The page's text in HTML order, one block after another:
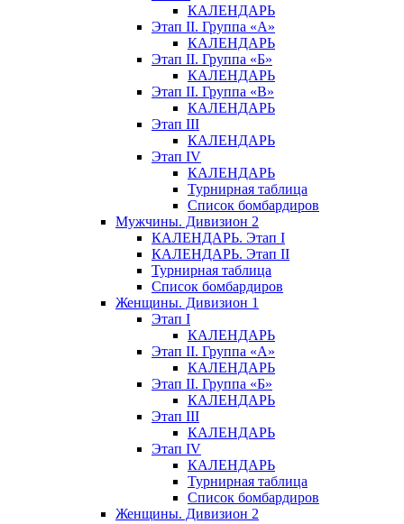
КАЛЕНДАРЬ
Этап II. Группа «А»
КАЛЕНДАРЬ
Этап II. Группа «Б»
КАЛЕНДАРЬ
Этап II. Группа «В»
КАЛЕНДАРЬ
Этап III
КАЛЕНДАРЬ
Этап IV
КАЛЕНДАРЬ
Турнирная таблица
Список бомбардиров
Мужчины. Дивизион 2
КАЛЕНДАРЬ. Этап I
КАЛЕНДАРЬ. Этап II
Турнирная таблица
Список бомбардиров
Женщины. Дивизион 1
Этап I
КАЛЕНДАРЬ
Этап II. Группа «А»
КАЛЕНДАРЬ
Этап II. Группа «Б»
КАЛЕНДАРЬ
Этап III
КАЛЕНДАРЬ
Этап IV
КАЛЕНДАРЬ
Турнирная таблица
Список бомбардиров
Женщины. Дивизион 2